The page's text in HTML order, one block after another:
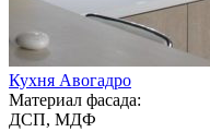
Кухня Авогадро
Материал фасада:
ДСП, МДФ